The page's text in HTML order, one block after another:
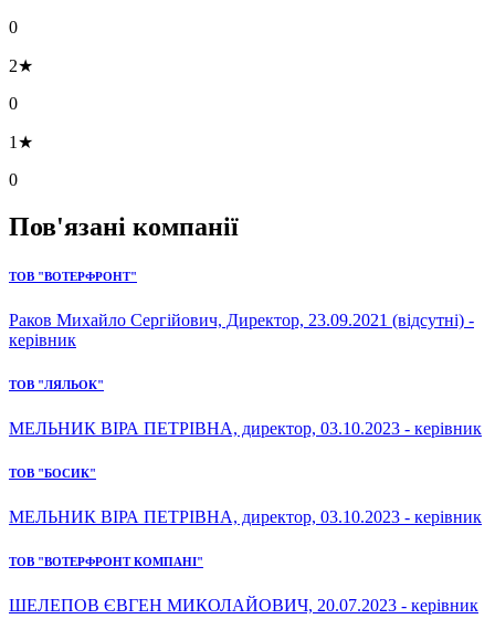
0
2★
0
1★
0
Пов'язані компанії
ТОВ "ВОТЕРФРОНТ"
Раков Михайло Сергійович, Директор, 23.09.2021 (відсутні) -
керівник
ТОВ "ЛЯЛЬОК"
МЕЛЬНИК ВІРА ПЕТРІВНА, директор, 03.10.2023 - керівник
ТОВ "БОСИК"
МЕЛЬНИК ВІРА ПЕТРІВНА, директор, 03.10.2023 - керівник
ТОВ "ВОТЕРФРОНТ КОМПАНІ"
ШЕЛЕПОВ ЄВГЕН МИКОЛАЙОВИЧ, 20.07.2023 - керівник